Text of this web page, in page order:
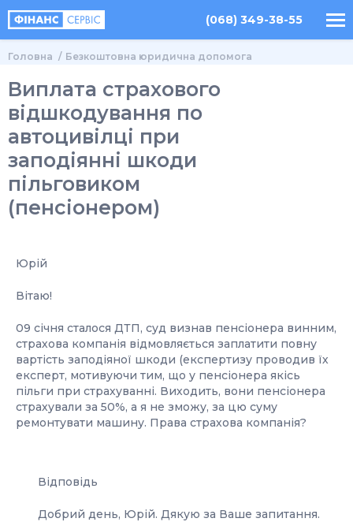
(068) 349-38-55
Головна Безкоштовна юридична допомога
Виплата страхового
відшкодування по
автоцивілці при
заподіянні шкоди
пільговиком
(пенсіонером)
Юрій
Вітаю!
09 січня сталося ДТП, суд визнав пенсіонера винним,
страхова компанія відмовляється заплатити повну
вартість заподіяної шкоди (експертизу проводив їх
експерт, мотивуючи тим, що у пенсіонера якісь
пільги при страхуванні. Виходить, вони пенсіонера
страхували за 50%, а я не зможу, за цю суму
ремонтувати машину. Права страхова компанія?
Відповідь
Добрий день, Юрій. Дякую за Ваше запитання.